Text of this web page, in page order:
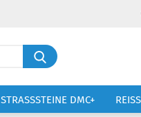
Lieferland Suche...
STRASSSTEINE DMC+